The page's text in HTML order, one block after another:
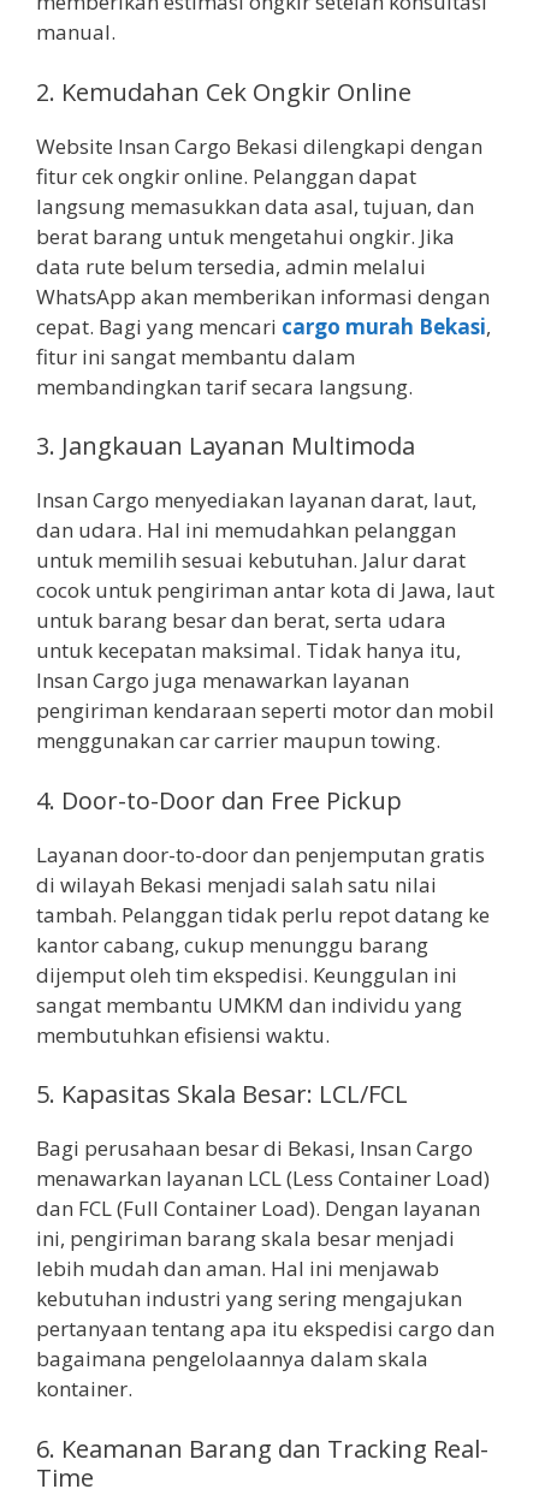
manual.
2. Kemudahan Cek Ongkir Online
Website Insan Cargo Bekasi dilengkapi dengan
fitur cek ongkir online. Pelanggan dapat
langsung memasukkan data asal, tujuan, dan
berat barang untuk mengetahui ongkir. Jika
data rute belum tersedia, admin melalui
WhatsApp akan memberikan informasi dengan
cepat. Bagi yang mencari cargo murah Bekasi,
fitur ini sangat membantu dalam
membandingkan tarif secara langsung.
3. Jangkauan Layanan Multimoda
Insan Cargo menyediakan layanan darat, laut,
dan udara. Hal ini memudahkan pelanggan
untuk memilih sesuai kebutuhan. Jalur darat
cocok untuk pengiriman antar kota di Jawa, laut
untuk barang besar dan berat, serta udara
untuk kecepatan maksimal. Tidak hanya itu,
Insan Cargo juga menawarkan layanan
pengiriman kendaraan seperti motor dan mobil
menggunakan car carrier maupun towing.
4. Door-to-Door dan Free Pickup
Layanan door-to-door dan penjemputan gratis
di wilayah Bekasi menjadi salah satu nilai
tambah. Pelanggan tidak perlu repot datang ke
kantor cabang, cukup menunggu barang
dijemput oleh tim ekspedisi. Keunggulan ini
sangat membantu UMKM dan individu yang
membutuhkan efisiensi waktu.
5. Kapasitas Skala Besar: LCL/FCL
Bagi perusahaan besar di Bekasi, Insan Cargo
menawarkan layanan LCL (Less Container Load)
dan FCL (Full Container Load). Dengan layanan
ini, pengiriman barang skala besar menjadi
lebih mudah dan aman. Hal ini menjawab
kebutuhan industri yang sering mengajukan
pertanyaan tentang apa itu ekspedisi cargo dan
bagaimana pengelolaannya dalam skala
kontainer.
6. Keamanan Barang dan Tracking Real-
Time